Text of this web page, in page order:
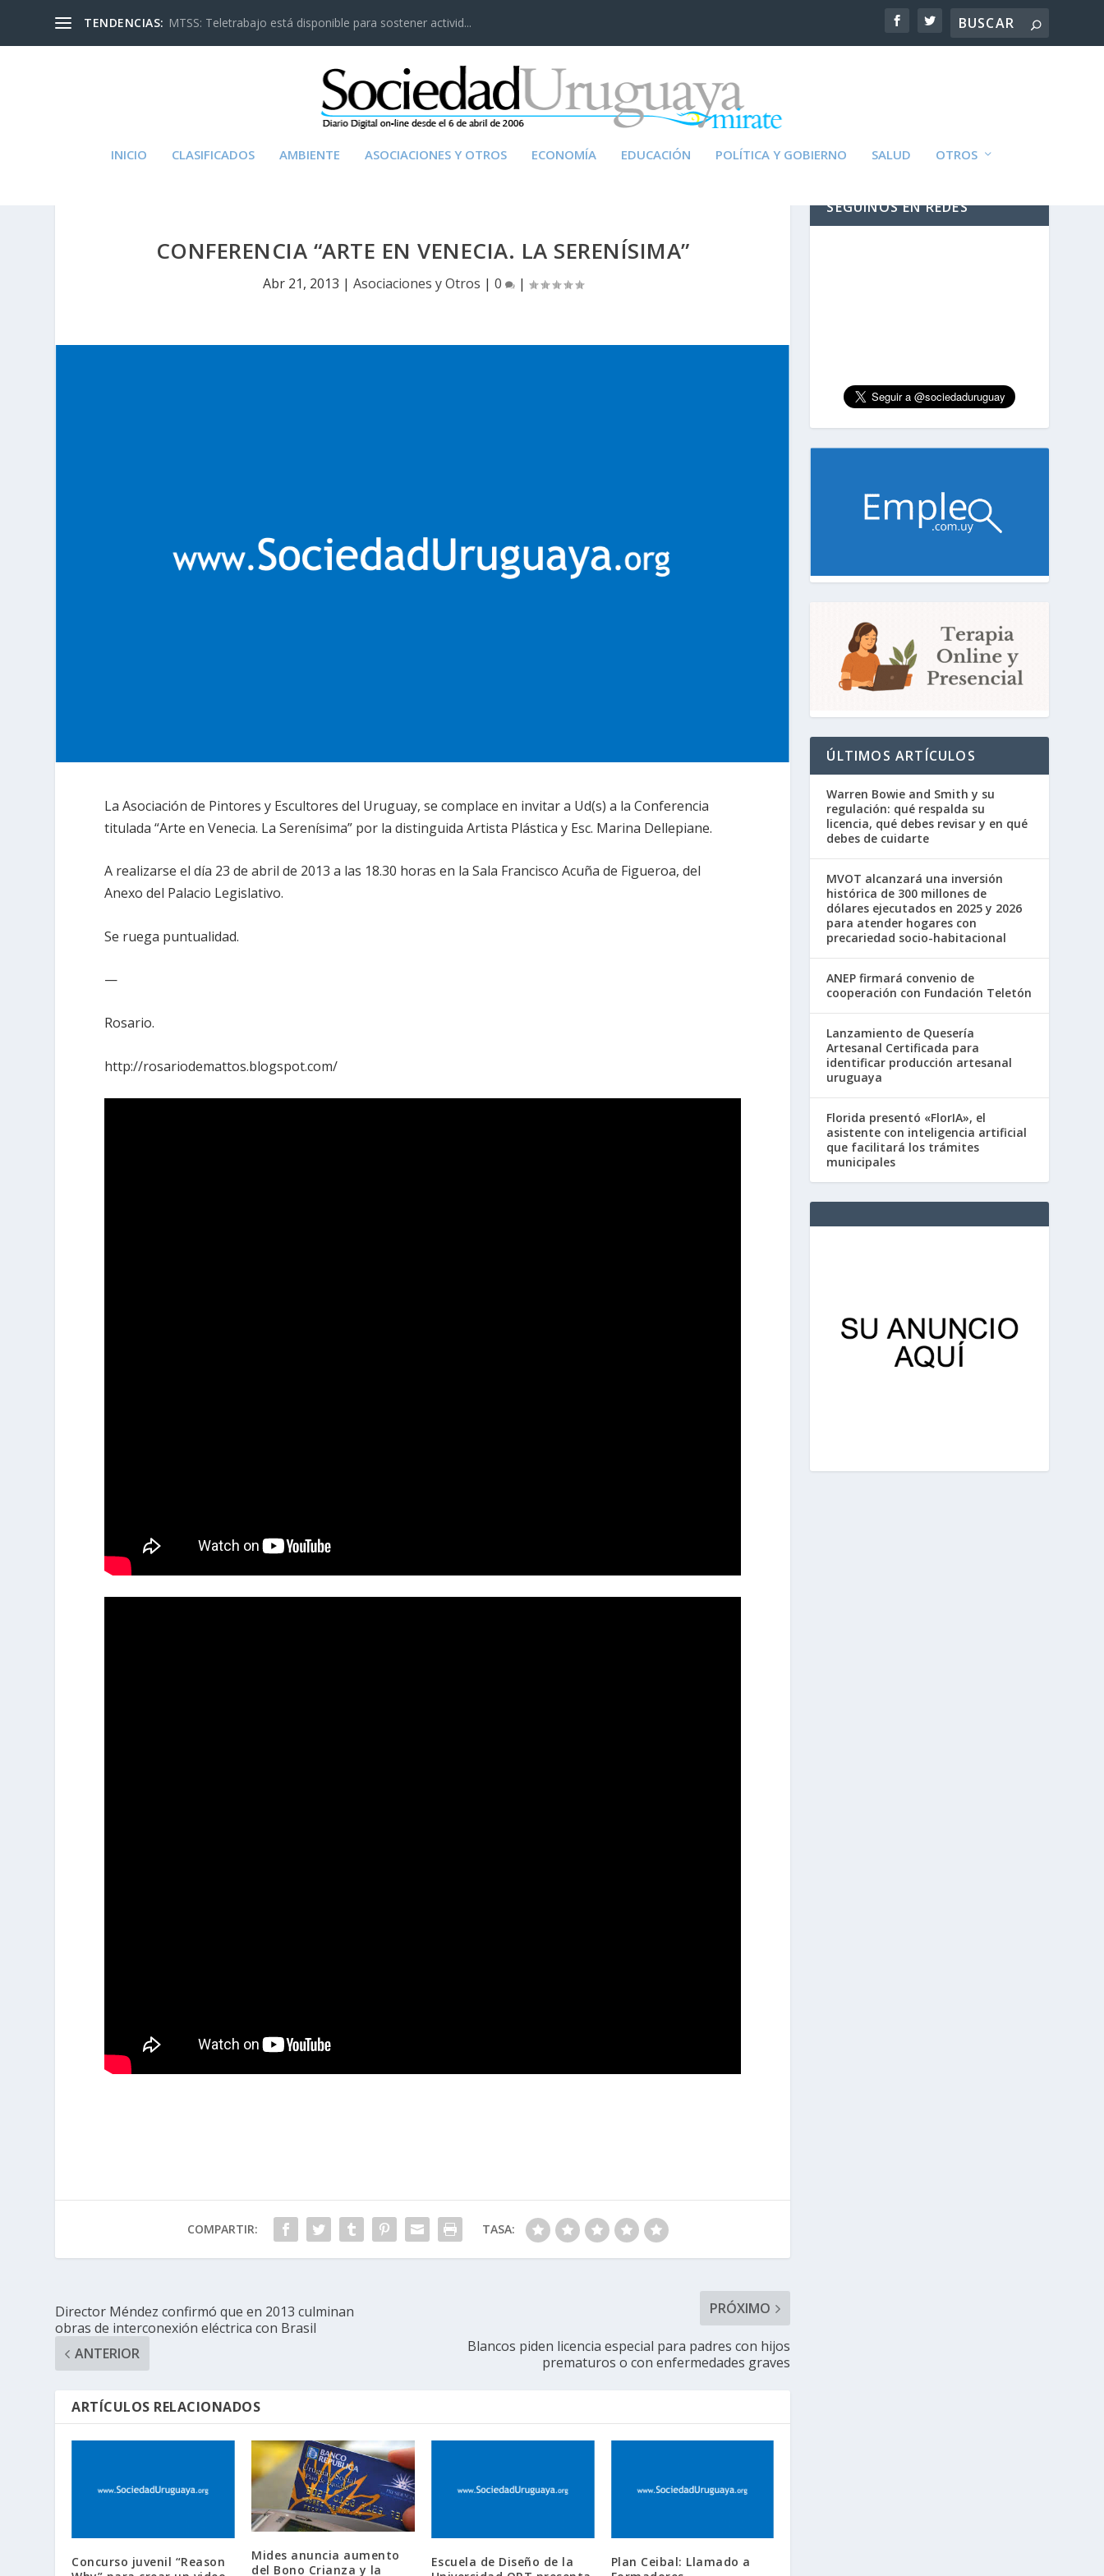
TENDENCIAS: MTSS: Teletrabajo está disponible para sostener activid...
INICIO CLASIFICADOS AMBIENTE ASOCIACIONES Y OTROS ECONOMÍA EDUCACIÓN POLÍTICA Y GOBIERNO SALUD OTROS
CONFERENCIA “ARTE EN VENECIA. LA SERENÍSIMA”
Abr 21, 2013 | Asociaciones y Otros | 0 |
La Asociación de Pintores y Escultores del Uruguay, se complace en invitar a Ud(s) a la Conferencia
titulada “Arte en Venecia. La Serenísima” por la distinguida Artista Plástica y Esc. Marina Dellepiane.
A realizarse el día 23 de abril de 2013 a las 18.30 horas en la Sala Francisco Acuña de Figueroa, del
Anexo del Palacio Legislativo.
Se ruega puntualidad.
—
Rosario.
http://rosariodemattos.blogspot.com/
COMPARTIR: TASA:
Director Méndez confirmó que en 2013 culminan
obras de interconexión eléctrica con Brasil
ANTERIOR
PRÓXIMO
Blancos piden licencia especial para padres con hijos
prematuros o con enfermedades graves
ARTÍCULOS RELACIONADOS
Concurso juvenil “Reason
Mides anuncia aumento
del Bono Crianza y la
Escuela de Diseño de la
Plan Ceibal: Llamado a
SEGUINOS EN REDES
ÚLTIMOS ARTÍCULOS
Warren Bowie and Smith y su
regulación: qué respalda su
licencia, qué debes revisar y en qué
debes de cuidarte
MVOT alcanzará una inversión
histórica de 300 millones de
dólares ejecutados en 2025 y 2026
para atender hogares con
precariedad socio-habitacional
ANEP firmará convenio de
cooperación con Fundación Teletón
Lanzamiento de Quesería
Artesanal Certificada para
identificar producción artesanal
uruguaya
Florida presentó «FlorIA», el
asistente con inteligencia artificial
que facilitará los trámites
municipales